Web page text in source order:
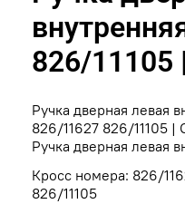
826/11105
Ручка дверная левая
826/11627 826/11105 |
Ручка дверная левая
Кросс номера: 826/
826/11105